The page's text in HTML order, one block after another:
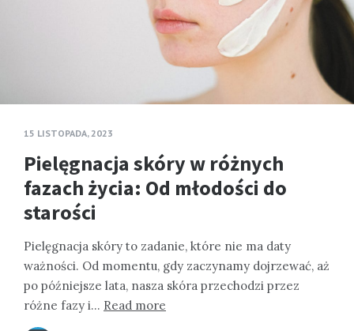
15 LISTOPADA, 2023
Pielęgnacja skóry w różnych
fazach życia: Od młodości do
starości
Pielęgnacja skóry to zadanie, które nie ma daty
ważności. Od momentu, gdy zaczynamy dojrzewać, aż
po późniejsze lata, nasza skóra przechodzi przez
różne fazy i… Read more